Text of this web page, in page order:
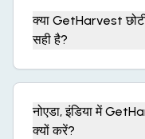
क्या GetHarvest
सही है?
नोएडा, इंडिया में
क्यों करें?